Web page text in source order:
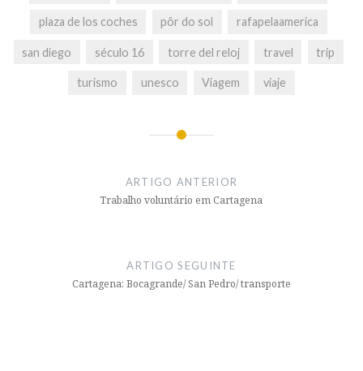
plaza de los coches pôr do sol rafapelaamerica
san diego século 16 torre del reloj travel trip
turismo unesco Viagem viaje
ARTIGO ANTERIOR
Trabalho voluntário em Cartagena
ARTIGO SEGUINTE
Cartagena: Bocagrande/ San Pedro/ transporte